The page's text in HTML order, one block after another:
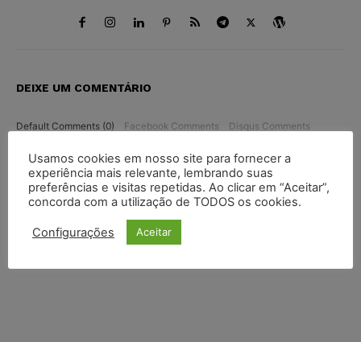
DEIXE UM COMENTÁRIO
Default Comments (0) Facebook Comments Disqus Comments
Usamos cookies em nosso site para fornecer a
experiência mais relevante, lembrando suas
preferências e visitas repetidas. Ao clicar em “Aceitar”,
concorda com a utilização de TODOS os cookies.
Configurações Aceitar